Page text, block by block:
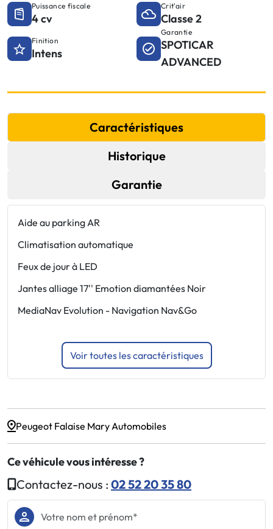
Puissance fiscale
4 cv
Crit'air
Classe 2
Finition
Intens
Garantie
SPOTICAR
ADVANCED
Caractéristiques
Historique
Garantie
Aide au parking AR
Climatisation automatique
Feux de jour à LED
Jantes alliage 17'' Emotion diamantées Noir
MediaNav Evolution - Navigation Nav&Go
Voir toutes les caractéristiques
Peugeot Falaise Mary Automobiles
Ce véhicule vous intéresse ?
Contactez-nous : 02 52 20 35 80